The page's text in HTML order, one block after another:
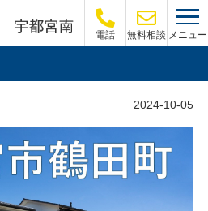
電話 無料相談 メニュー
2024-10-05